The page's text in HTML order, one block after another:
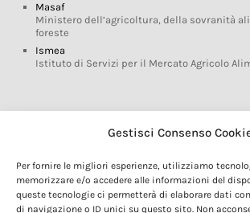
Gestisci Consenso
Per fornire le migliori esperienze, utilizziamo
memorizzare e/o accedere alle informazioni del
queste tecnologie ci permetterà di elaborare dati
di navigazione o ID unici su questo sito. Non
Masaf
Ministero dell’agricoltura, della sovranità
foreste
Ismea
Istituto di Servizi per il Mercato Agricolo
Glossario DOP IGP
Marchi DOP IGP
Normativa prodotti DOP IGP
Consorzi di Tutela